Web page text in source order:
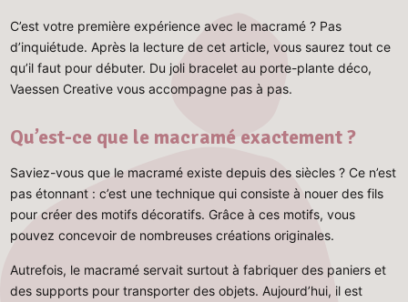
C’est votre première expérience avec le macramé ? Pas
d’inquiétude. Après la lecture de cet article, vous saurez tout ce
qu’il faut pour débuter. Du joli bracelet au porte-plante déco,
Vaessen Creative vous accompagne pas à pas.
Qu’est-ce que le macramé exactement ?
Saviez-vous que le macramé existe depuis des siècles ? Ce n’est
pas étonnant : c’est une technique qui consiste à nouer des fils
pour créer des motifs décoratifs. Grâce à ces motifs, vous
pouvez concevoir de nombreuses créations originales.
Autrefois, le macramé servait surtout à fabriquer des paniers et
des supports pour transporter des objets. Aujourd’hui, il est